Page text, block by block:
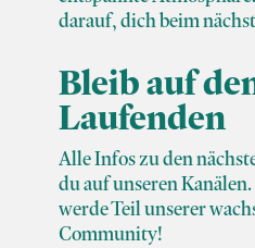
darauf, dich beim
Bleib auf
Laufenden
Alle Infos zu den
du auf unseren
werde Teil unserer
Community!